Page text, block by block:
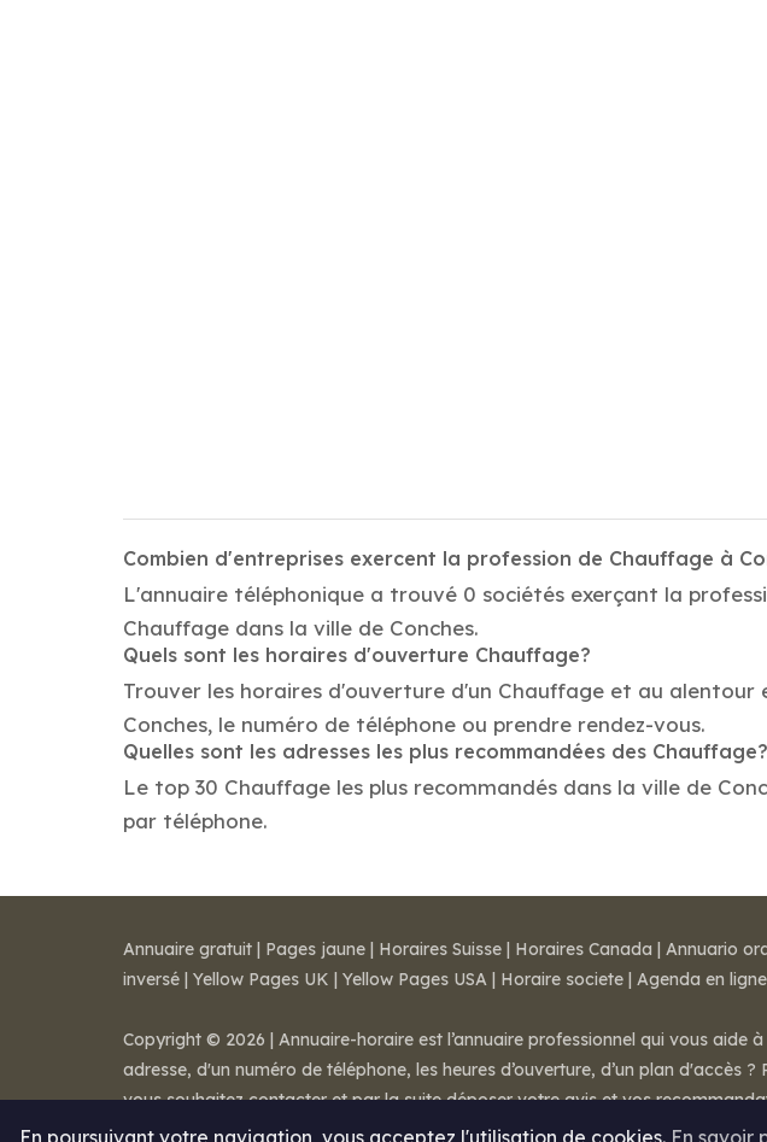
Combien d'entreprises exercent la profession de Chauffage à
L'annuaire téléphonique a trouvé 0 sociétés exerçant la
Chauffage dans la ville de Conches.
Quels sont les horaires d'ouverture Chauffage?
Trouver les horaires d'ouverture d'un Chauffage et au alentour
Conches, le numéro de téléphone ou prendre rendez-vous.
Quelles sont les adresses les plus recommandées des Chauffage?
Le top 30 Chauffage les plus recommandés dans la ville de
par téléphone.
En poursuivant votre navigation, vous acceptez l'utilisation de cookies. En savoir
Annuaire gratuit | Pages jaune | Horaires Suisse | Horaires Canada | Annuario
inversé | Yellow Pages UK | Yellow Pages USA | Horaire societe | Agenda en ligne
Copyright © 2026 | Annuaire-horaire est l’annuaire professionnel qui vous aide
adresse, d'un numéro de téléphone, les heures d’ouverture, d’un plan
vous souhaitez contacter et par la suite déposer votre avis et vos
Mentions légales-Conditions de ventes- Contact